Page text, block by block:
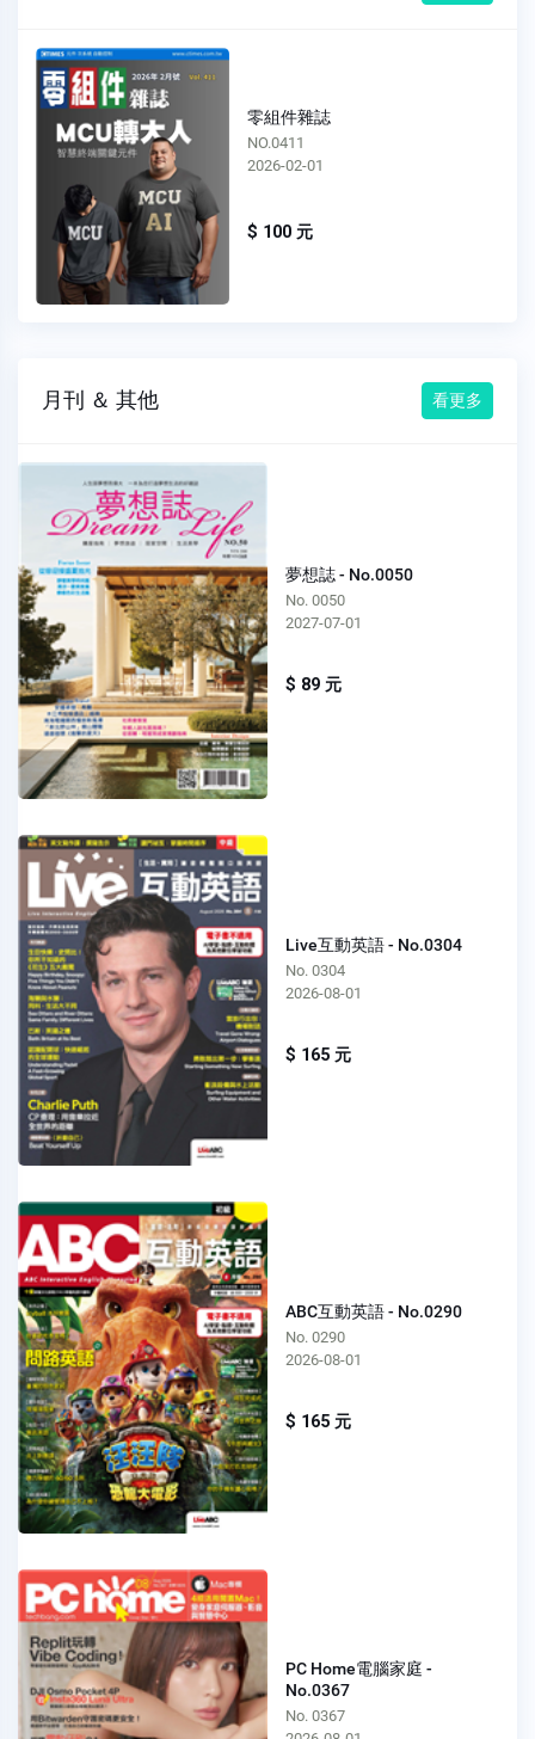
零組件雜誌
NO.0410
2026-01-01
$ 100 元
月刊 ＆ 其他 看更多
夢想誌 - No.0050
No. 0050
2027-07-01
$ 89 元
Live互動英語 - No.0304
No. 0304
2026-08-01
$ 165 元
ABC互動英語 - No.0290
No. 0290
2026-08-01
$ 165 元
PC Home電腦家庭 -
No.0367
No. 0367